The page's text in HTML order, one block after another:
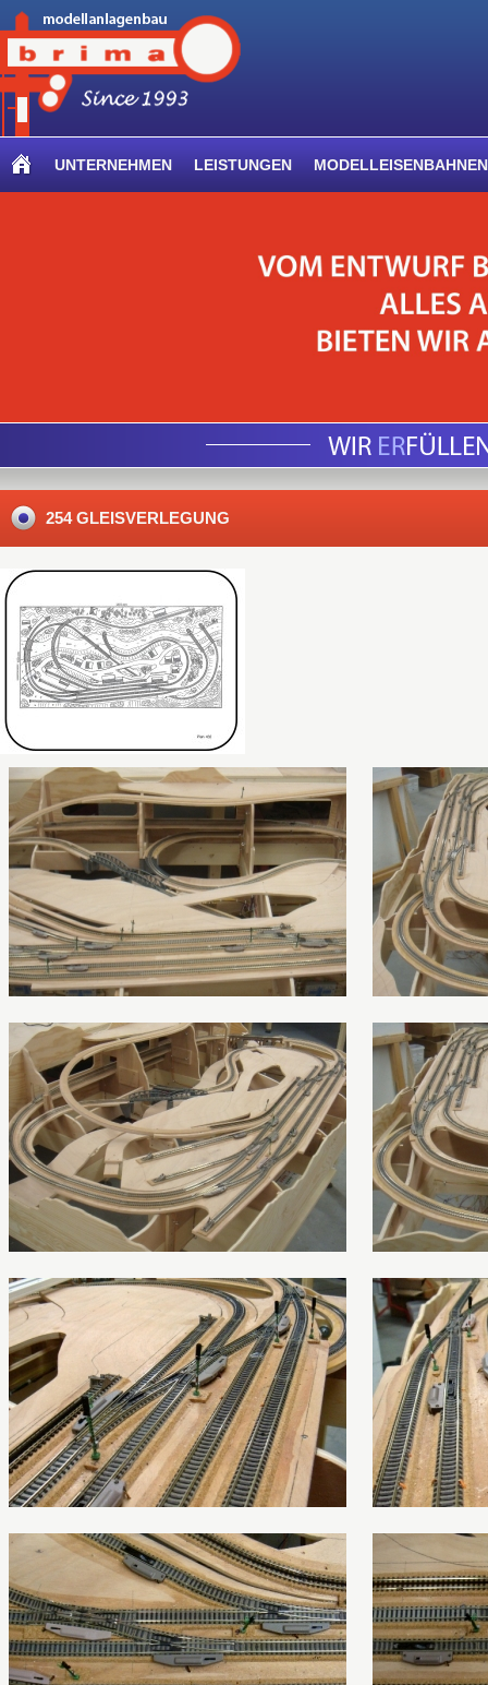
UNTERNEHMEN LEISTUNGEN MODELLEISENBAHNEN
254 GLEISVERLEGUNG